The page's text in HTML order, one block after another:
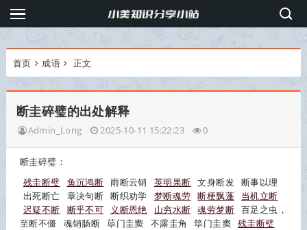
首页 成语 正文
断圭碎璧的出处解释
Admin_Long 2025-10-11 15:22:23 0
断圭碎璧：
残圭断璧
鱼沉鸿断 雨断云销 英明果断 文身断发 断事以理
出死断亡
章决句断 断织劝学 梦断魂劳 断梗飘蓬
当机立断
迟疑不断
断乎不可 义断恩绝 山穷水断 魂劳梦断 百足之虫，
至断不僵
魂销肠断 荜门圭窦 不露圭角 筚门圭窦 残圭断璧